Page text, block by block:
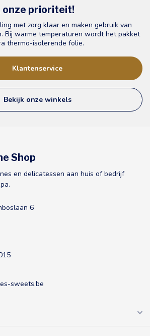
onze prioriteit!
met zorg klaar en maken gebruik van
Bij warme temperaturen wordt het pakket
thermo-isolerende folie.
Klantenservice
Bekijk onze winkels
Shop
en delicatessen aan huis of bedrijf
6
sweets.be